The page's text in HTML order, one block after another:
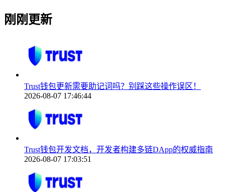
刚刚更新
Trust钱包更新需要助记词吗？别踩这些操作误区！
2026-08-07 17:46:44
Trust钱包开发文档，开发者构建多链DApp的权威指南
2026-08-07 17:03:51